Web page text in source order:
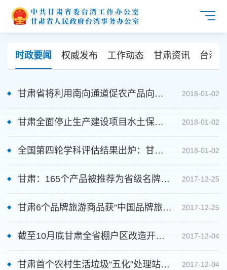
时政要闻 权威发布 工作动态 甘肃资讯 台海
2018-01-02
甘肃省将利用南向通道促农产品向东
南亚地区出口 2018-01-02
甘肃全面停止生产建设项目水土保持
设施验收审批 规范自主验收加强核查
监管
2018-01-02
全国第四轮学科评估结果出炉：甘肃
省9所高校均有学科居前列 2017-12-25
甘肃：165个产品被推荐为省级名牌产
品 2017-12-25
甘肃6个品牌旅游商品获“中国品牌旅游
商品”称号 2017-12-04
截至10月底甘肃全省棚户区改造开工1
66198套 开工率为100% 2017-12-04
甘肃首个农村生活垃圾“五化”处理站建